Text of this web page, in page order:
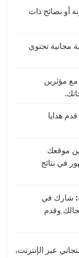
أو نصائح ذات
مجانية تحتوي
مؤثرين
هدايا
موقعك
في نتائج
شارك في
وقدم
عبر الإنترنت،